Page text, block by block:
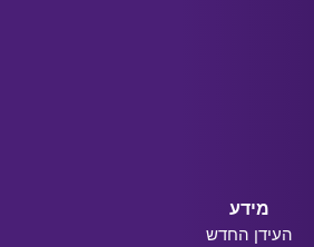
מידע
העידן החדש